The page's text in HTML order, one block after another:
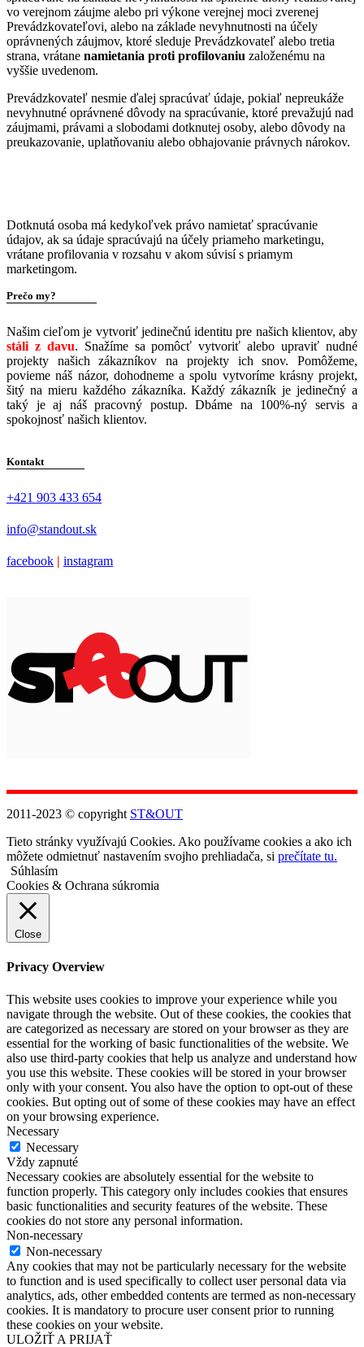
vo verejnom záujme alebo pri výkone verejnej moci zverenej
Prevádzkovateľovi, alebo na základe nevyhnutnosti na účely
oprávnených záujmov, ktoré sleduje Prevádzkovateľ alebo tretia
strana, vrátane namietania proti profilovaniu založenému na
vyššie uvedenom.
Prevádzkovateľ nesmie ďalej spracúvať údaje, pokiaľ nepreukáže
nevyhnutné oprávnené dôvody na spracúvanie, ktoré prevažujú nad
záujmami, právami a slobodami dotknutej osoby, alebo dôvody na
preukazovanie, uplatňovaniu alebo obhajovanie právnych nárokov.
Dotknutá osoba má kedykoľvek právo namietať spracúvanie
údajov, ak sa údaje spracúvajú na účely priameho marketingu,
vrátane profilovania v rozsahu v akom súvisí s priamym
marketingom.
Prečo my?
Našim cieľom je vytvoriť jedinečnú identitu pre našich klientov, aby
stáli z davu. Snažíme sa pomôcť vytvoriť alebo upraviť nudné
projekty našich zákazníkov na projekty ich snov. Pomôžeme,
povieme náš názor, dohodneme a spolu vytvoríme krásny projekt,
šitý na mieru každého zákazníka. Každý zákazník je jedinečný a
taký je aj náš pracovný postup. Dbáme na 100%-ný servis a
spokojnosť našich klientov.
Kontakt
+421 903 433 654
info@standout.sk
facebook | instagram
2011-2023 © copyright ST&OUT
Tieto stránky využívajú Cookies. Ako používame cookies a ako ich
môžete odmietnuť nastavením svojho prehliadača, si prečítate tu.
Súhlasím
Cookies & Ochrana súkromia
Close
Privacy Overview
This website uses cookies to improve your experience while you
navigate through the website. Out of these cookies, the cookies that
are categorized as necessary are stored on your browser as they are
essential for the working of basic functionalities of the website. We
also use third-party cookies that help us analyze and understand how
you use this website. These cookies will be stored in your browser
only with your consent. You also have the option to opt-out of these
cookies. But opting out of some of these cookies may have an effect
on your browsing experience.
Necessary
Necessary
Vždy zapnuté
Necessary cookies are absolutely essential for the website to
function properly. This category only includes cookies that ensures
basic functionalities and security features of the website. These
cookies do not store any personal information.
Non-necessary
Non-necessary
Any cookies that may not be particularly necessary for the website
to function and is used specifically to collect user personal data via
analytics, ads, other embedded contents are termed as non-necessary
cookies. It is mandatory to procure user consent prior to running
these cookies on your website.
ULOŽIŤ A PRIJAŤ